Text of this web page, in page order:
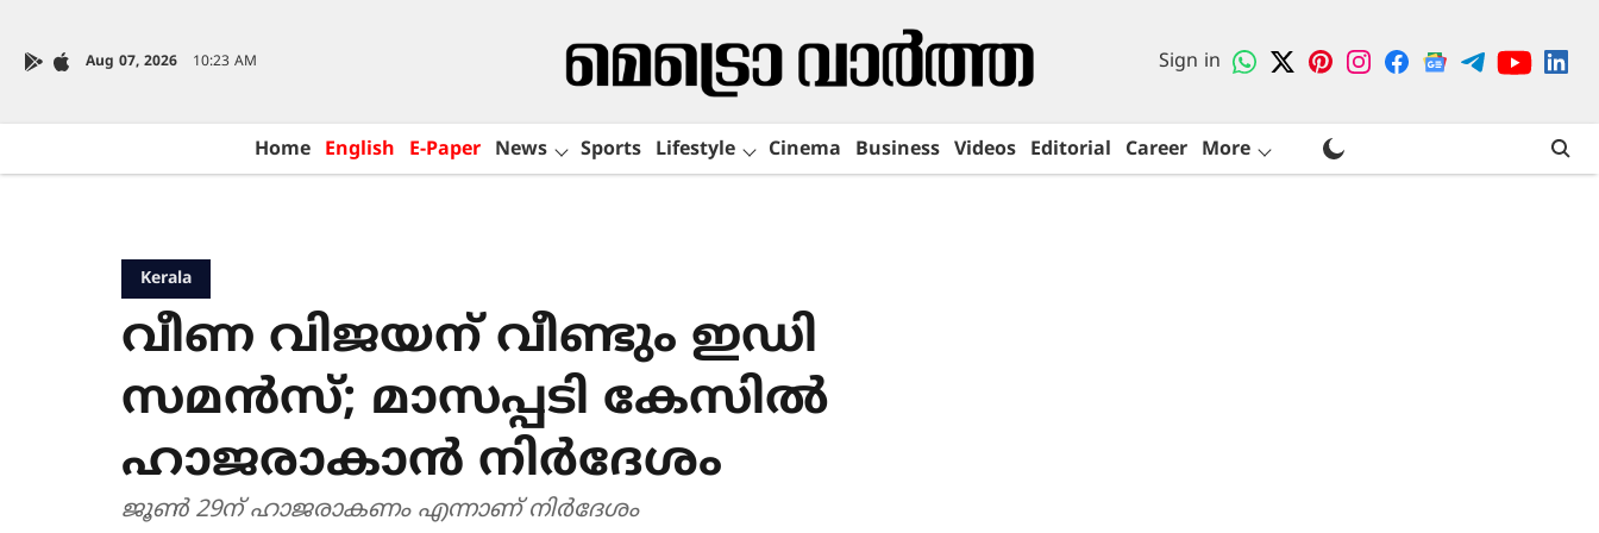
Aug 07, 2026 10:23 AM Sign in
Home English E-Paper News Sports Lifestyle Cinema Business Videos Editorial Career More
Kerala
വീണ വിജയന് വീണ്ടും ഇഡി
സമൻസ്; മാസപ്പടി കേസിൽ
ഹാജരാകാൻ നിർദേശം
ജൂൺ 29ന് ഹാജരാകണം എന്നാണ് നിർദേശം